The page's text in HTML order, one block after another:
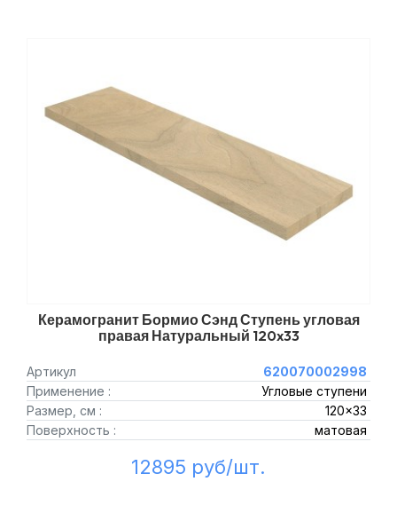
Керамогранит Бормио Сэнд Ступень угловая
правая Натуральный 120x33
Артикул
620070002998
Применение :
Угловые ступени
Размер, см :
120x33
Поверхность :
матовая
12895 руб/шт.